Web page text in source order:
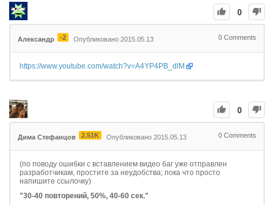
0
Александр -2 Опубликовано 2015.05.13 0 Comments
https://www.youtube.com/watch?v=A4YP4PB_dlM
0
Дима Стефанцов 2.51K Опубликовано 2015.05.13 0 Comments
(по поводу ошибки с вставлением видео баг уже отправлен
разработчикам, простите за неудобства; пока что просто
напишите ссылочку)
"30-40 повторений, 50%, 40-60 сек."